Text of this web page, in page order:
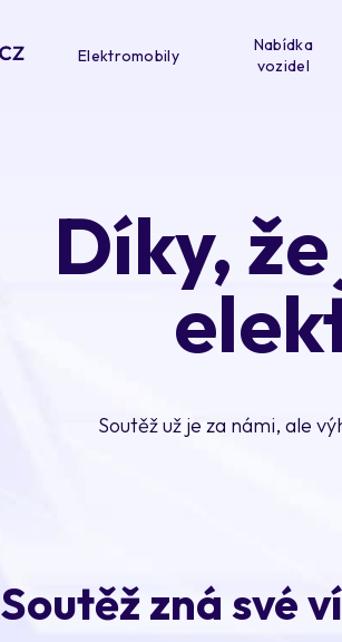
Elektromobily
Nabídka
vozidel
Díky,
Soutěž už je za námi, ale
Soutěž zná své